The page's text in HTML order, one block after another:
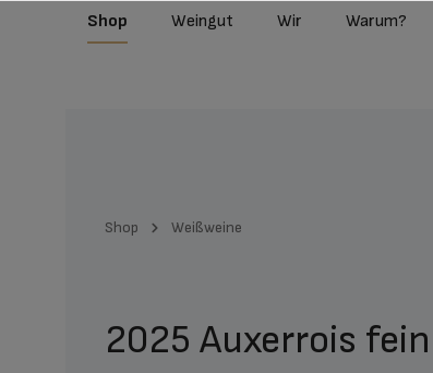
Suche springen Zur Hauptnavigation springen
Shop Weingut Wir Warum?
Shop Weißweine
2025 Auxerrois